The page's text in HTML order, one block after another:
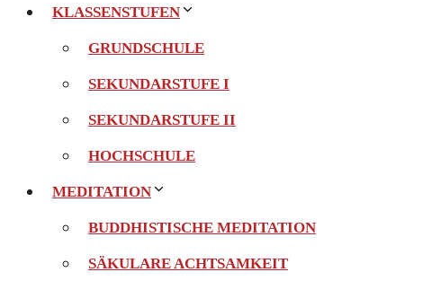
KLASSENSTUFEN
GRUNDSCHULE
SEKUNDARSTUFE I
SEKUNDARSTUFE II
HOCHSCHULE
MEDITATION
BUDDHISTISCHE MEDITATION
SÄKULARE ACHTSAMKEIT